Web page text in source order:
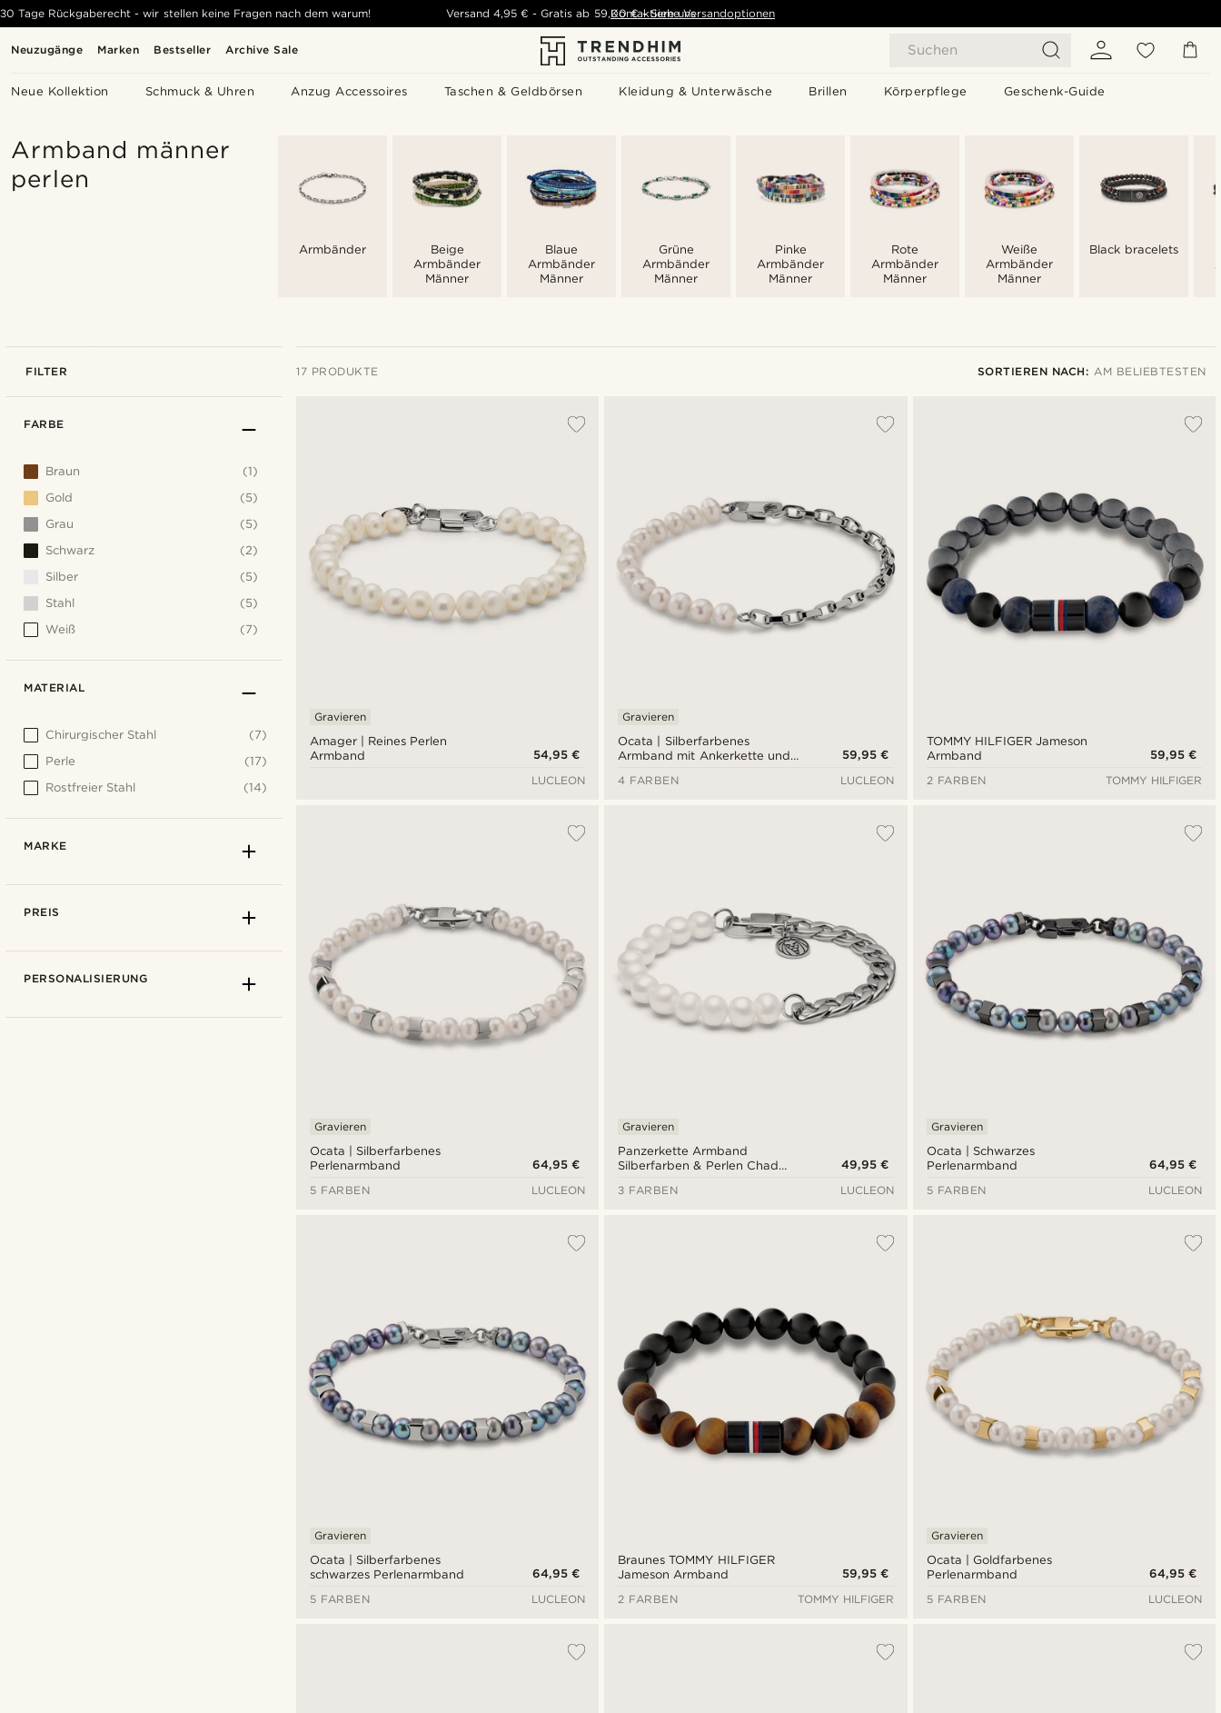
Neuzugänge Marken Bestseller Archive Sale Suchen
Neue Kollektion Schmuck & Uhren Anzug Accessoires Taschen & Geldbörsen Kleidung & Unterwäsche Brillen Körperpflege Geschenk-Guide
30 Tage Rückgaberecht - wir stellen keine Fragen nach dem warum! Versand 4,95 € -Gratis ab 59,00 € - Siehe Versandoptionen
Kontaktiere uns
Armband männer
perlen
Armbänder
Beige
Armbänder
Männer
Blaue
Armbänder
Männer
Grüne
Armbänder
Männer
Pinke
Armbänder
Männer
Rote
Armbänder
Männer
Weiße
Armbänder
Männer
Black bracelets
FILTER 17 PRODUKTE SORTIEREN NACH: AM BELIEBTESTEN
Höchster Preis
Amager | Reines Perlen
Armband
Gravieren
54,95 €
LUCLEON
Ocata | Silberfarbenes
Armband mit Ankerkette und
Gravieren
59,95 €
4 FARBEN
LUCLEON
TOMMY HILFIGER Jameson
Armband
59,95 €
2 FARBEN
TOMMY HILFIGER
Ocata | Silberfarbenes
Perlenarmband
Gravieren
64,95 €
5 FARBEN
LUCLEON
Panzerkette Armband
Silberfarben & Perlen Chad
Gravieren
49,95 €
3 FARBEN
LUCLEON
Ocata | Schwarzes
Perlenarmband
Gravieren
64,95 €
5 FARBEN
LUCLEON
Ocata | Silberfarbenes
schwarzes Perlenarmband
Gravieren
64,95 €
5 FARBEN
LUCLEON
Braunes TOMMY HILFIGER
Jameson Armband
59,95 €
2 FARBEN
TOMMY HILFIGER
Ocata | Goldfarbenes
Perlenarmband
Gravieren
64,95 €
5 FARBEN
LUCLEON
FARBE
Braun
(1)
Gold
(5)
Grau
(5)
Schwarz
(2)
Silber
(5)
Stahl
(5)
Weiß
(7)
MATERIAL
Chirurgischer Stahl
(7)
Perle
(17)
Rostfreier Stahl
(14)
MARKE
PREIS
PERSONALISIERUNG